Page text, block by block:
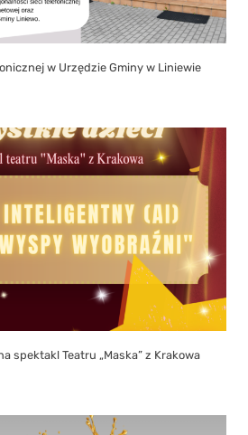
w Urzędzie Gminy w Liniewie
spektakl Teatru „Maska” z Krakowa